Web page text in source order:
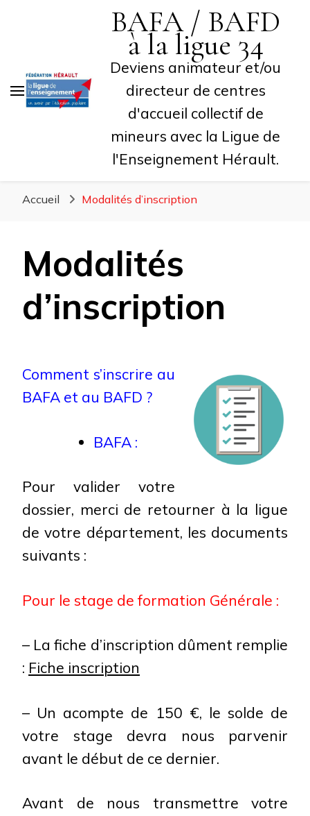
BAFA / BAFD
à la ligue 34
Deviens animateur et/ou
directeur de centres
d'accueil collectif de
mineurs avec la Ligue de
l'Enseignement Hérault.
Accueil Modalités d’inscription
Modalités
d’inscription
Comment s’inscrire au
BAFA et au BAFD ?
BAFA :
Pour valider votre
dossier, merci de retourner à la ligue
de votre département, les documents
suivants :
Pour le stage de formation Générale :
– La fiche d’inscription dûment remplie
: Fiche inscription
– Un acompte de 150 €, le solde de
votre stage devra nous parvenir
avant le début de ce dernier.
Avant de nous transmettre votre